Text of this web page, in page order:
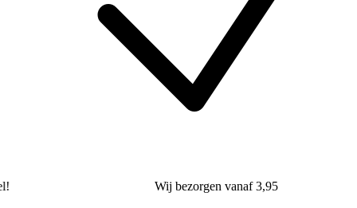
Wijbezorgenvanaf 3,95